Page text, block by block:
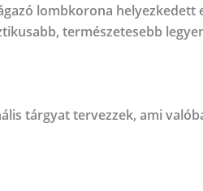
lombkorona helyezkedett
természetesebb
tárgyat tervezzek, ami